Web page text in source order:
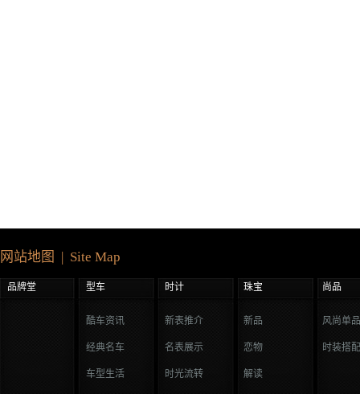
网站地图 | Site Map
品牌堂 型车 时计 珠宝 尚品
酷车资讯
经典名车
车型生活
新表推介
名表展示
时光流转
新品
恋物
解读
风尚单品
时装搭配